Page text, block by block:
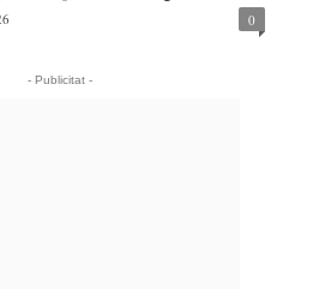
0
- Publicitat -